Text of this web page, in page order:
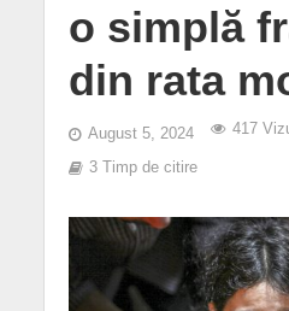
o simplă
din rata
August 5, 2024 417
3 Timp de citire